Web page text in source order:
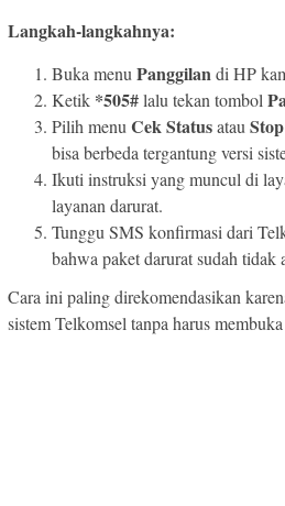
Langkah-langkahnya:
Buka menu Panggilandi HP
Ketik *505#lalu tekan tombol
Pilih menu Cek Statusatau
bisa berbeda tergantung versi
Ikuti instruksi yang muncul di
layanan darurat.
Tunggu SMS konfirmasi dari
bahwa paket darurat sudah tidak
Cara ini paling direkomendasikan
sistem Telkomsel tanpa harus